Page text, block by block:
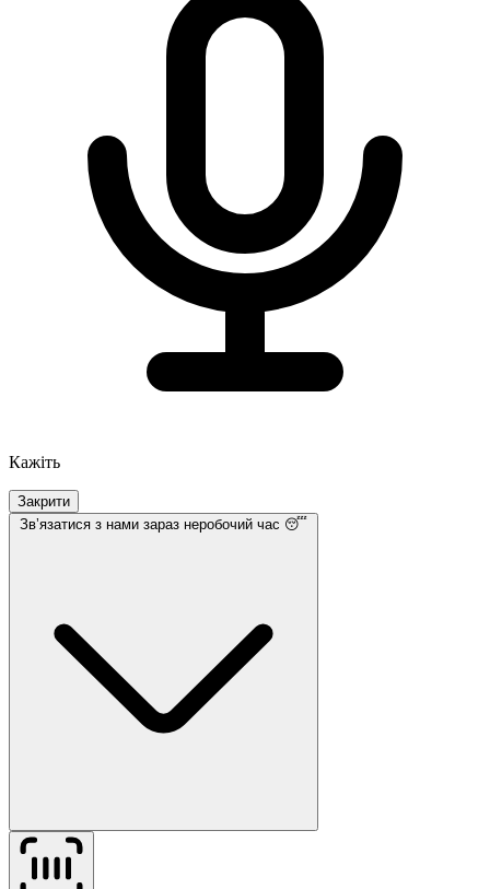
Кажіть
Закрити
Звʼязатися з нами зараз неробочий час 😴